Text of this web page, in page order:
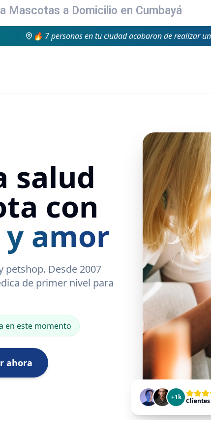
Mascotas a Domicilio en Cumbayá